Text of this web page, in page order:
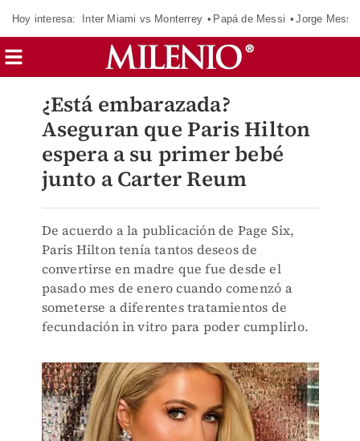
Hoy interesa: Inter Miami vs Monterrey Papá de Messi Jorge Messi
¿Está embarazada?
Aseguran que Paris Hilton
espera a su primer bebé
junto a Carter Reum
De acuerdo a la publicación de Page Six,
Paris Hilton tenía tantos deseos de
convertirse en madre que fue desde el
pasado mes de enero cuando comenzó a
someterse a diferentes tratamientos de
fecundación in vitro para poder cumplirlo.